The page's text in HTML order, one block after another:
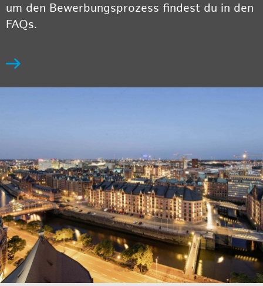
um den Bewerbungsprozess findest du in den
FAQs.